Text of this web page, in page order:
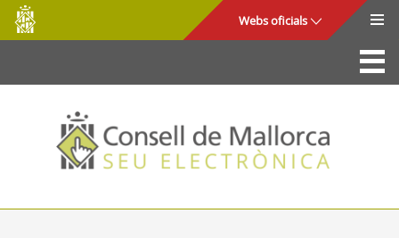
Salta al contingut principal
Consell
de
Mallorca
Webs oficials
La Seu
Consell de Mallorca
Accés i seguretat
Utilitats